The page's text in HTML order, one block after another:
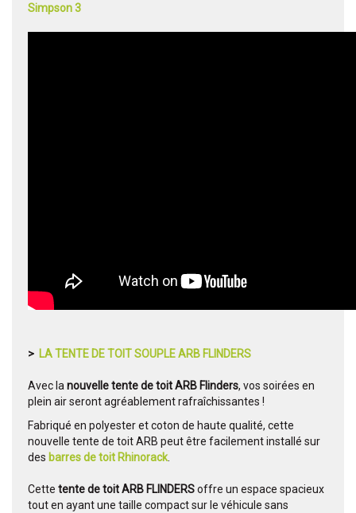
Simpson 3
> LA TENTE DE TOIT SOUPLE ARB FLINDERS
Avec lanouvelle tente de toit ARB Flinders, vos soirées en
plein air seront agréablement rafraîchissantes !
Fabriqué en polyester et coton de haute qualité, cette
nouvelle tente de toit ARB peut être facilement installé sur
des barres de toit Rhinorack.
Cette tente de toit ARB FLINDERSoffre un espace spacieux
tout en ayant une taille compact sur le véhicule sans